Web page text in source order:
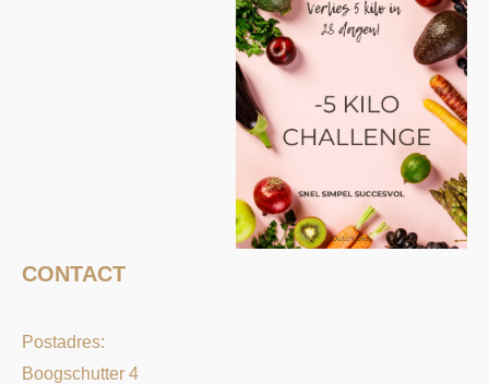
CONTACT
Postadres:
Boogschutter 4